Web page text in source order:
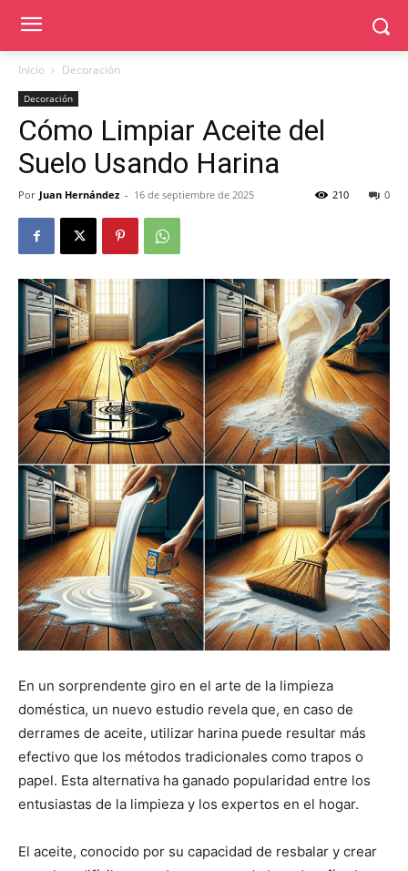
Inicio Decoración
Decoración
Cómo Limpiar Aceite del
Suelo Usando Harina
Por Juan Hernández - 16 de septiembre de 2025 0
210
En un sorprendente giro en el arte de la limpieza
doméstica, un nuevo estudio revela que, en caso de
derrames de aceite, utilizar harina puede resultar más
efectivo que los métodos tradicionales como trapos o
papel. Esta alternativa ha ganado popularidad entre los
entusiastas de la limpieza y los expertos en el hogar.
El aceite, conocido por su capacidad de resbalar y crear